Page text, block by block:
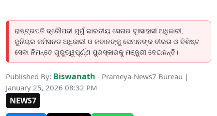
ରାଷ୍ଟ୍ରପତି ଦ୍ରୌପଦୀ ମୁର୍ମୁ ଭାରତୀୟ ସେନାର ଦୁଃସାହାସୀ ଅଧିକାରୀ,
ଜୁନିୟର କମିସନଡ ଅଧିକାରୀ ଓ ଜବାନଙ୍କୁ ସେମାନଙ୍କ ବୀରତା ଓ ବିଶିଷ୍ଟ
ସେବା ନିମନ୍ତେ ଗୁରୁତ୍ୱପୂର୍ଣ୍ଣ ପୁରସ୍କାରକୁ ମଞ୍ଜୁରୀ ଦେଇଛନ୍ତି।
Published By: Biswanath - Prameya-News7 Bureau |
January 25, 2026 08:32 PM
NEWS7